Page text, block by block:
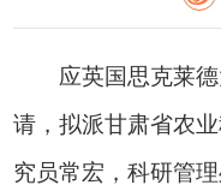
应英国思克莱
请，拟派甘肃省农
究员常宏，科研管